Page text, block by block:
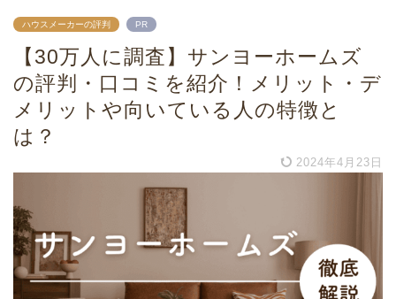
ハウスメーカーの評判 PR
【30万人に調査】サンヨーホームズ
の評判・口コミを紹介！メリット・デ
メリットや向いている人の特徴と
は？
2024年4月23日